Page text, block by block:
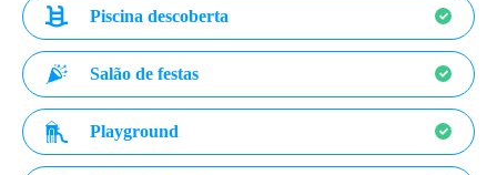
Piscina descoberta
Salão de festas
Playground